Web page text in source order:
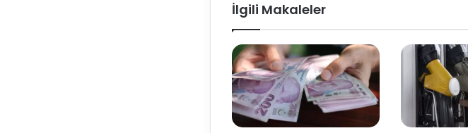
İlgili Makaleler